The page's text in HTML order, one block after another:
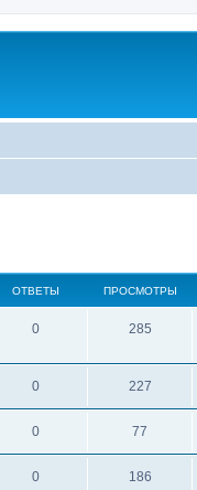
ОТВЕТЫ ПРОСМОТРЫ
0 285
0 227
0 77
0 186